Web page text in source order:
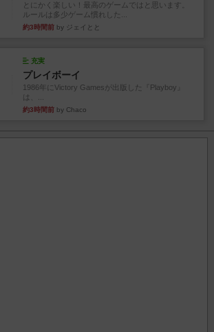
とにかく楽しい！最高のゲームではと思います。
ルールは多少ゲーム慣れした...
約3時間前 by ジェイとと
充実
プレイボーイ
1986年にVictory Gamesが出版した『Playboy』
は、...
約3時間前 by Chaco